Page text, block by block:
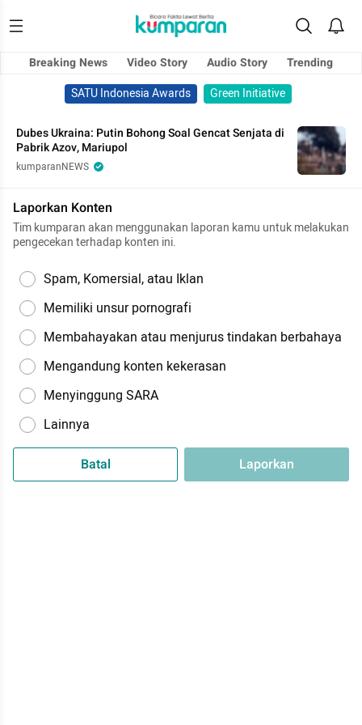
Breaking News Video Story Audio Story
Trending
SATU Indonesia Awards
Green Initiative
Dubes Ukraina: Putin Bohong Soal Gencat Senjata di
Pabrik Azov, Mariupol
kumparanNEWS
Laporkan Konten
Tim kumparan akan menggunakan laporan kamu untuk melakukan
pengecekan terhadap konten ini.
Spam, Komersial, atau Iklan
Memiliki unsur pornografi
Membahayakan atau menjurus tindakan berbahaya
Mengandung konten kekerasan
Menyinggung SARA
Lainnya
Batal Laporkan